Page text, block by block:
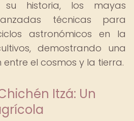
historia, los mayas
técnicas para
astronómicos en la
demostrando una
el cosmos y la tierra.
Itzá: Un